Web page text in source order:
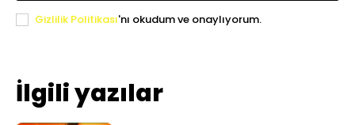
Gizlilik Politikası'nı okudum ve onaylıyorum.
İlgili yazılar